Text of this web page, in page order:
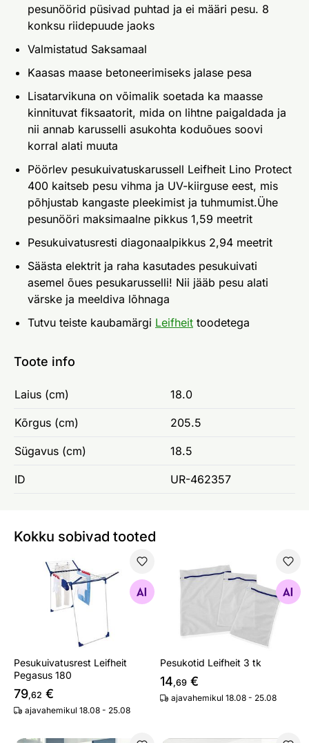
pesunöörid püsivad puhtad ja ei määri pesu. 8
konksu riidepuude jaoks
Valmistatud Saksamaal
Kaasas maase betoneerimiseks jalase pesa
Lisatarvikuna on võimalik soetada ka maasse
kinnituvat fiksaatorit, mida on lihtne paigaldada ja
nii annab karusselli asukohta koduõues soovi
korral alati muuta
Pöörlev pesukuivatuskarussell Leifheit Lino Protect
400 kaitseb pesu vihma ja UV-kiirguse eest, mis
põhjustab kangaste pleekimist ja tuhmumist.Ühe
pesunööri maksimaalne pikkus 1,59 meetrit
Pesukuivatusresti diagonaalpikkus 2,94 meetrit
Säästa elektrit ja raha kasutades pesukuivati
asemel õues pesukarusselli! Nii jääb pesu alati
värske ja meeldiva lõhnaga
Tutvu teiste kaubamärgi Leifheit toodetega
Toote info
Laius (cm) 18.0
Kõrgus (cm) 205.5
Sügavus (cm) 18.5
ID UR-462357
Kokku sobivad tooted
Pesukuivatusrest Leifheit Pegasus 180
Otsi sarnaseid
Pesukuivatusrest Leifheit
Pegasus 180
79,62 €
ajavahemikul 18.08 - 25.08
Pesukotid Leifheit 3 tk
Otsi sarnaseid
Pesukotid Leifheit 3 tk
14,69 €
ajavahemikul 18.08 - 25.08